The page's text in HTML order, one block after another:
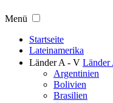
Menü
Startseite
Lateinamerika
Länder A - V Länder
Argentinien
Bolivien
Brasilien